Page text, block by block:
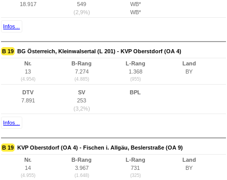
18.917
549
(2,9%)
WB*
WB*
Infos...
B 19 BG Österreich, Kleinwalsertal (L 201) - KVP Oberstdorf (OA 4)
Nr.
13
(4.954)
B-Rang
7.274
(4.885)
L-Rang
1.368
(955)
Land
BY
DTV
7.891
SV
253
(3,2%)
BPL
Infos...
B 19 KVP Oberstdorf (OA 4) - Fischen i. Allgäu, Beslerstraße (OA 9)
Nr.
14
(4.955)
B-Rang
3.967
(1.648)
L-Rang
731
(325)
Land
BY